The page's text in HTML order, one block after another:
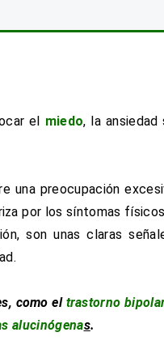
el miedo, la ansiedad
una preocupación
por los síntomas
son unas claras
como el trastorno
alucinógenas.